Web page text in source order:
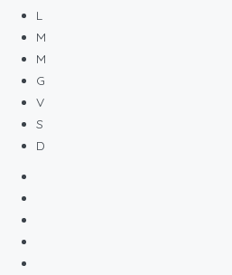
L
M
M
G
V
S
D